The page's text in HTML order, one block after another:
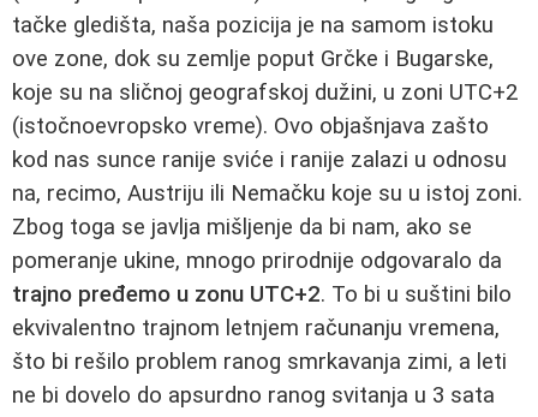
tačke gledišta, naša pozicija je na samom istoku
ove zone, dok su zemlje poput Grčke i Bugarske,
koje su na sličnoj geografskoj dužini, u zoni UTC+2
(istočnoevropsko vreme). Ovo objašnjava zašto
kod nas sunce ranije sviće i ranije zalazi u odnosu
na, recimo, Austriju ili Nemačku koje su u istoj zoni.
Zbog toga se javlja mišljenje da bi nam, ako se
pomeranje ukine, mnogo prirodnije odgovaralo da
trajno pređemo u zonu UTC+2. To bi u suštini bilo
ekvivalentno trajnom letnjem računanju vremena,
što bi rešilo problem ranog smrkavanja zimi, a leti
ne bi dovelo do apsurdno ranog svitanja u 3 sata